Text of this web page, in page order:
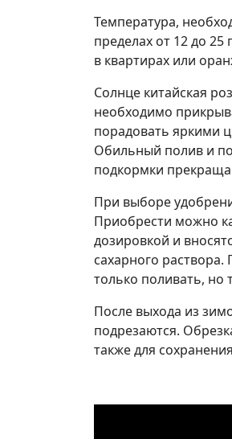
Температура,
пределах от 12 до
в квартирах или
Солнце китайская
необходимо
порадовать яркими
Обильный полив и
подкормки
При выборе
Приобрести можно
дозировкой и
сахарного
только поливать, но
После выхода из
подрезаются.
также для